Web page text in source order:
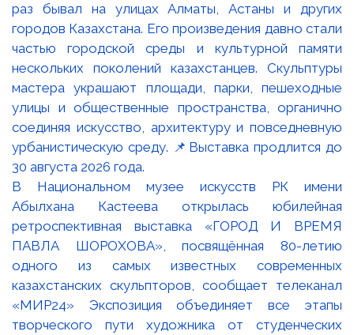
В Национальном музее искусств РК имени
Абылхана Кастеева открылась юбилейная
ретроспективная выставка «ГОРОД И ВРЕМЯ
ПАВЛА ШОРОХОВА», посвящённая 80-летию
одного из самых известных современных
казахстанских скульпторов, сообщает телеканал
«МИР24» Экспозиция объединяет все этапы
творческого пути художника от студенческих